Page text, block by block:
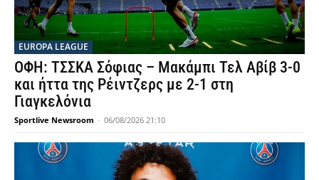
EUROPA LEAGUE
ΟΦΗ: ΤΣΣΚΑ Σόφιας – Μακάμπι Τελ Αβίβ 3-0
και ήττα της Ρέιντζερς με 2-1 στη
Γιαγκελόνια
Sportlive Newsroom - 06/08/2026 21:10